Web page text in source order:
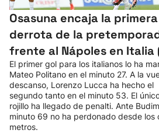
Osasuna encaja la primera
derrota de la
frente al Nápoles en Italia
El primer gol para los italianos lo ha
Mateo Politano en el minuto 27. A la
descanso, Lorenzo Lucca ha hecho el
segundo tanto en el minuto 53. El
rojillo ha llegado de penalti. Ante
minuto 69 no ha perdonado desde los
metros.